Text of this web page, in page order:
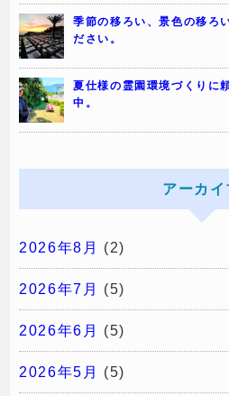
季節の移ろい、景色の移ろ
ださい。
夏仕様の霊園環境づくりに
中。
アーカイ
2026年8月 (2)
2026年7月 (5)
2026年6月 (5)
2026年5月 (5)